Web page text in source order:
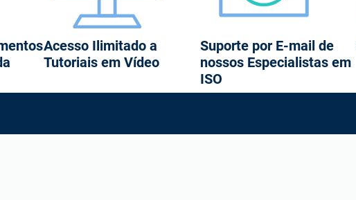
Acesso Ilimitado a
Tutoriais em Vídeo
Suporte por E-mail de
nossos Especialistas em
ISO